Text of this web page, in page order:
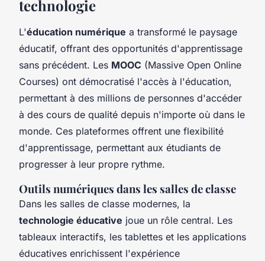
technologie
L'éducation numérique a transformé le paysage
éducatif, offrant des opportunités d'apprentissage
sans précédent. Les MOOC (Massive Open Online
Courses) ont démocratisé l'accès à l'éducation,
permettant à des millions de personnes d'accéder
à des cours de qualité depuis n'importe où dans le
monde. Ces plateformes offrent une flexibilité
d'apprentissage, permettant aux étudiants de
progresser à leur propre rythme.
Outils numériques dans les salles de classe
Dans les salles de classe modernes, la
technologie éducative joue un rôle central. Les
tableaux interactifs, les tablettes et les applications
éducatives enrichissent l'expérience